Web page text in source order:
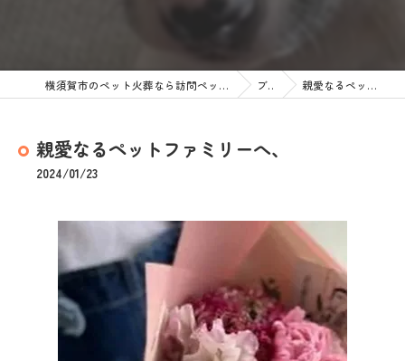
横須賀市のペット火葬なら訪問ペット火葬 ペットメモリアル神奈川 ブログ 親愛なるペットファミリーへ、
親愛なるペットファミリーへ、
2024/01/23